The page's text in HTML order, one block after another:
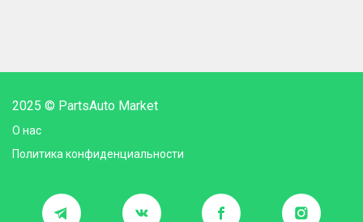
2025 © PartsAuto Market
О нас
Политика конфиденциальности